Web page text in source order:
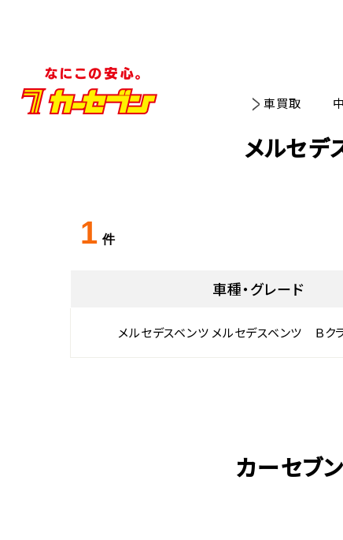
車買取
メルセ
1 件
車種・グレード
メルセデスベンツ メルセデスベンツ Ｂクラ
カーセブ